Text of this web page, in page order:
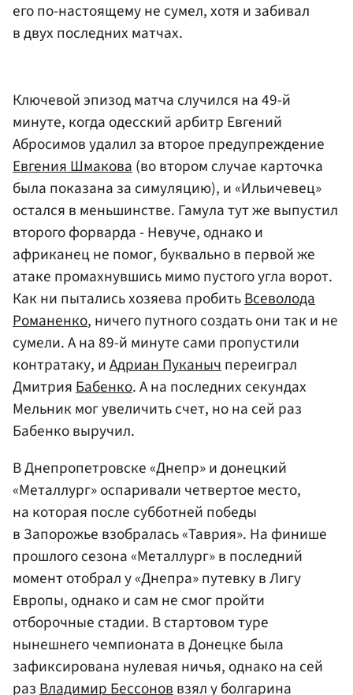
его по-настоящему не сумел, хотя и забивал
в двух последних матчах.
Ключевой эпизод матча случился на 49-й
минуте, когда одесский арбитр Евгений
Абросимов удалил за второе предупреждение
Евгения Шмакова(во втором случае карточка
была показана за симуляцию), и «Ильичевец»
остался в меньшинстве. Гамула тут же выпустил
второго форварда - Невуче, однако и
африканец не помог, буквально в первой же
атаке промахнувшись мимо пустого угла ворот.
Как ни пытались хозяева пробитьВсеволода
Романенко, ничего путного создать они так и не
сумели. А на 89-й минуте сами пропустили
контратаку, иАдриан Пуканычпереиграл
ДмитрияБабенко. А на последних секундах
Мельник мог увеличить счет, но на сей раз
Бабенко выручил.
В Днепропетровске «Днепр» и донецкий
«Металлург» оспаривали четвертое место,
на которая после субботней победы
в Запорожье взобралась «Таврия». На финише
прошлого сезона «Металлург» в последний
момент отобрал у «Днепра» путевку в Лигу
Европы, однако и сам не смог пройти
отборочные стадии. В стартовом туре
нынешнего чемпионата в Донецке была
зафиксирована нулевая ничья, однако на сей
разВладимир Бессоноввзял у болгарина